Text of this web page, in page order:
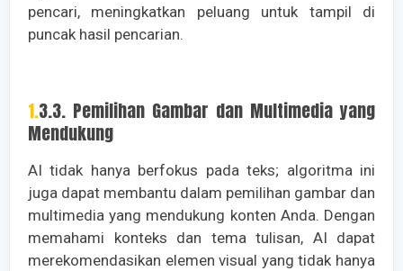
pencari, meningkatkan peluang untuk tampil di
puncak hasil pencarian.
1.3.3. Pemilihan Gambar dan Multimedia yang
Mendukung
AI tidak hanya berfokus pada teks; algoritma ini
juga dapat membantu dalam pemilihan gambar dan
multimedia yang mendukung konten Anda. Dengan
memahami konteks dan tema tulisan, AI dapat
merekomendasikan elemen visual yang tidak hanya